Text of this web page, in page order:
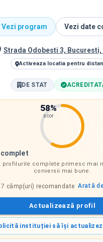
Vezi program Vezi date
Strada Odobesti 3, Bucuresti,
Activeaza locatia pentru
DE STAT
58%
scor
profilurile complete primesc mai
conversii mai bune.
7 câmp(uri) recomandate Arată
Actualizează profil
instituției să își